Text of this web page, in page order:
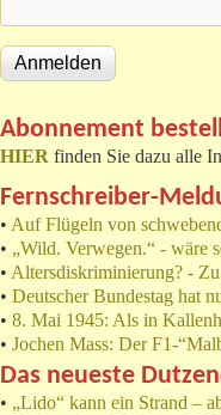
Abonnement
HIER finden Sie dazu alle
Fernschreiber-
• Auf Flügeln von
• „Wild. Verwegen.“ -
• Altersdiskriminierung? -
• Deutscher Bundestag hat
• 8. Mai 1945: Als in
• Jochen Mass: Der F1-
Das neueste
• „Lido“ kann ein Strand –